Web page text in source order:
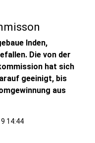
Inden,
Die von der
hat sich
geeinigt, bis
aus
14:44